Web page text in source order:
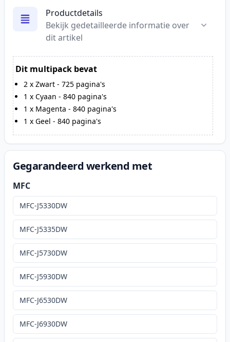
Productdetails
Bekijk gedetailleerde informatie over
dit artikel
Dit multipack bevat
2 x Zwart - 725 pagina's
1 x Cyaan - 840 pagina's
1 x Magenta - 840 pagina's
1 x Geel - 840 pagina's
Gegarandeerd werkend met
MFC
MFC-J5330DW
MFC-J5335DW
MFC-J5730DW
MFC-J5930DW
MFC-J6530DW
MFC-J6930DW